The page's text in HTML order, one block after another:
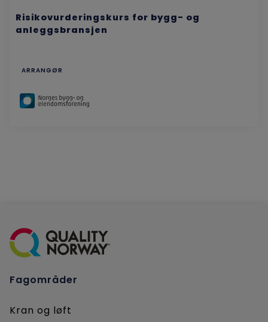
Risikovurderingskurs for bygg- og
anleggsbransjen
ARRANGØR
Fagområder
Kran og løft